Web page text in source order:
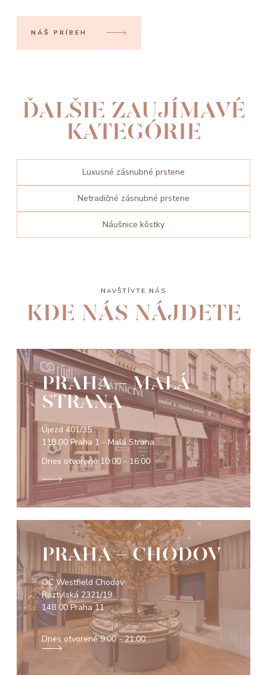
NÁŠ PRÍBEH
ĎALŠIE ZAUJÍMAVÉ
KATEGÓRIE
Luxusné zásnubné prstene
Netradičné zásnubné prstene
Náušnice kôstky
NAVŠTÍVTE NÁS
KDE NÁS NÁJDETE
PRAHA - MALÁ
STRANA
Újezd 401/35
118 00 Praha 1 - Malá Strana
Dnes otvorené10:00 - 16:00
PRAHA - CHODOV
OC Westfield Chodov
Roztylská 2321/19
148 00 Praha 11
Dnes otvorené9:00 - 21:00